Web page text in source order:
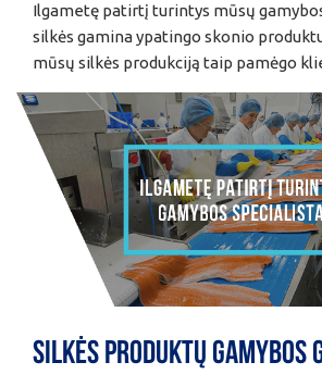
Ilgametę patirtį turintys mūsų
silkės gamina ypatingo skonio
mūsų silkės produkciją taip pamėgo
Silkės produktų gamybos